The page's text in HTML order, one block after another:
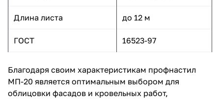
Длина листа до 12 м
ГОСТ 16523-97
Благодаря своим характеристикам профнастил
МП-20 является оптимальным выбором для
облицовки фасадов и кровельных работ,